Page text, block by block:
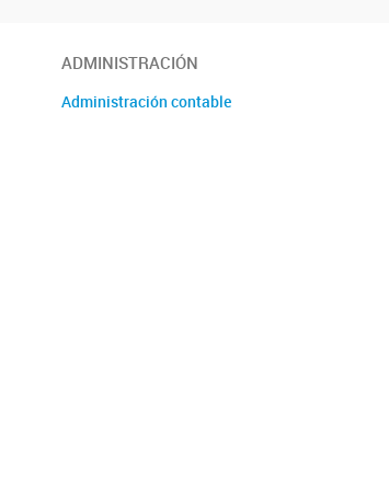
ADMINISTRACIÓN
Administración contable